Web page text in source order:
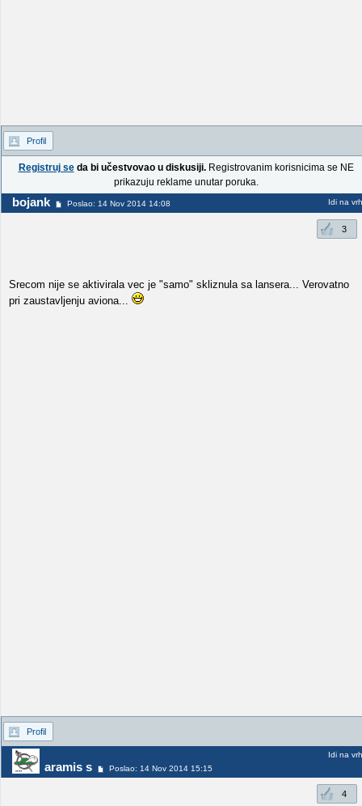
Profil
Registruj seda bi učestvovao u diskusiji.Registrovanim korisnicima se NE
prikazuju reklame unutar poruka.
bojank Poslao: 14 Nov 2014 14:08 Idi na vrh
3
Srecom nije se aktivirala vec je "samo" skliznula sa lansera... Verovatno
pri zaustavljenju aviona...
Profil
aramis s Poslao: 14 Nov 2014 15:15
Idi na vrh
4